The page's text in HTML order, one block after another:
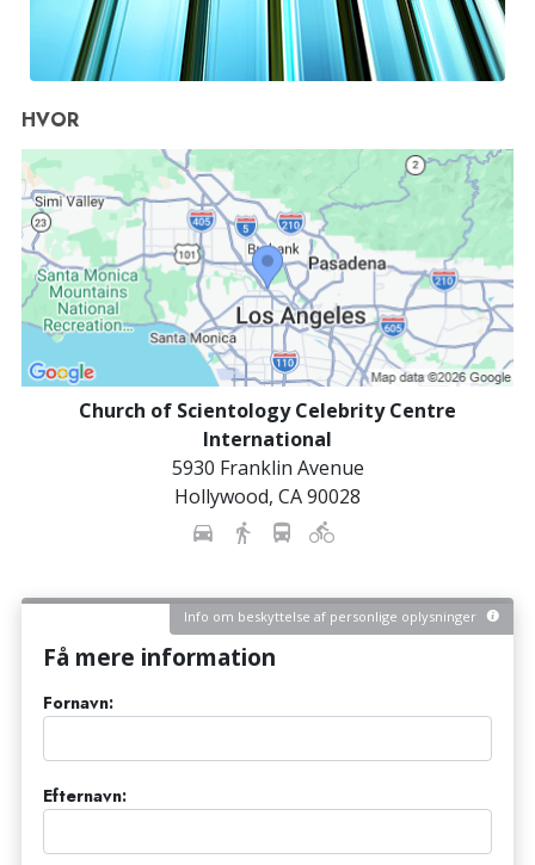
HVOR
Church of Scientology Celebrity Centre
International
5930 Franklin Avenue
Hollywood, CA90028
Info om beskyttelse af personlige oplysninger
Få mere information
Fornavn:
Efternavn: